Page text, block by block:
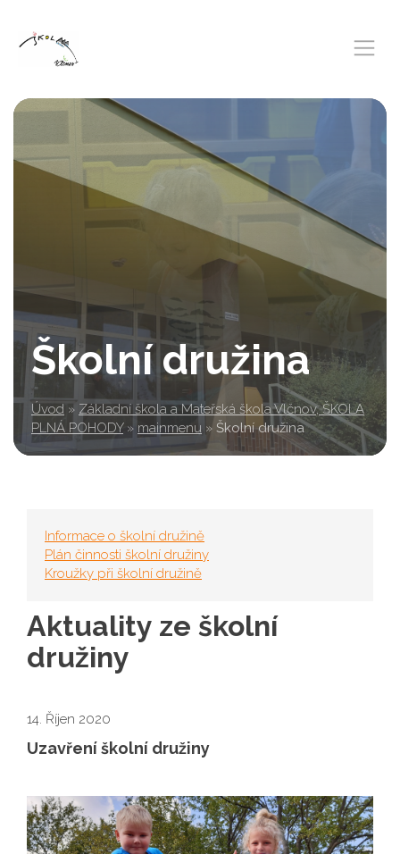
Školní družina
Úvod » Základní škola a Mateřská škola Vlčnov, ŠKOLA
PLNÁ POHODY » mainmenu » Školní družina
Informace o školní družině
Plán činnosti školní družiny
Kroužky při školní družině
Aktuality ze školní
družiny
14. Říjen 2020
Uzavření školní družiny